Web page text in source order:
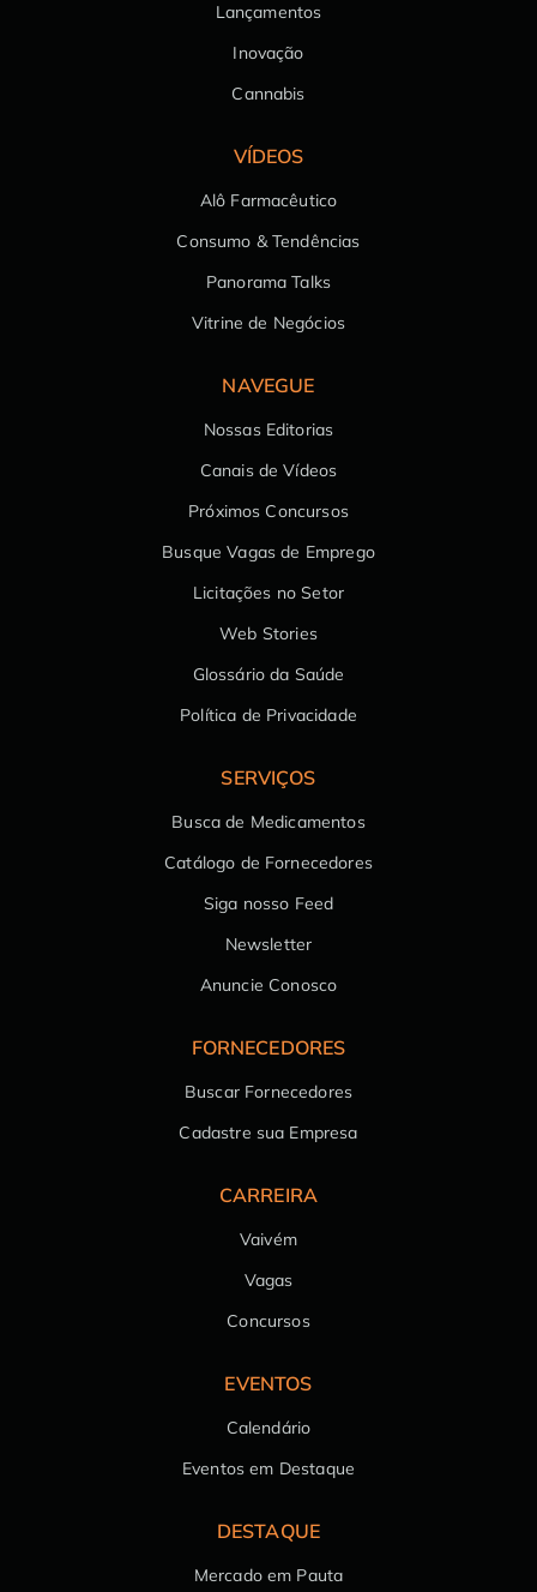
Lançamentos
Inovação
Cannabis
VÍDEOS
Alô Farmacêutico
Consumo & Tendências
Panorama Talks
Vitrine de Negócios
NAVEGUE
Nossas Editorias
Canais de Vídeos
Próximos Concursos
Busque Vagas de Emprego
Licitações no Setor
Web Stories
Glossário da Saúde
Política de Privacidade
SERVIÇOS
Busca de Medicamentos
Catálogo de Fornecedores
Siga nosso Feed
Newsletter
Anuncie Conosco
FORNECEDORES
Buscar Fornecedores
Cadastre sua Empresa
CARREIRA
Vaivém
Vagas
Concursos
EVENTOS
Calendário
Eventos em Destaque
DESTAQUE
Mercado em Pauta